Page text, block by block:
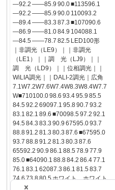
―92.2 ――85.9 90.0 ■113596.1
―92.2 ――85.9 90.0 110093.2
―89.4 ――83.3 87.3 ■107090.6
―86.9 ――81.0 84.9 104088.1
―84.5 ――78.7 82.5 LED100形
｜非調光（LE9）｜｜非調光
（LE1）｜｜調 光（LJ9）｜｜
調 光（LD9）｜｜位相調光｜｜
WiLIA調光｜｜DALI-2調光｜広角
7.1W7.2W7.6W7.4W8.3W8.4W7.7
W■710100.0 98.6 93.4 95.9 85.5
84.5 92.2 69097.1 95.8 90.7 93.2
83.1 82.1 89.6 ■70098.5 97.2 92.1
94.5 84.3 83.3 90.9 67595.0 93.7
88.8 91.2 81.3 80.3 87.6 ■67595.0
93.7 88.8 91.2 81.3 80.3 87.6
65592.2 90.9 86.1 88.5 78.9 77.9
85.0 ■64090.1 88.8 84.2 86.4 77.1
76.1 83.1 62087.3 86.1 81.5 83.7
74.6 73.8 80.5 ホワイト…ホワイト
つや消し仕上 ブラック…ブラッ